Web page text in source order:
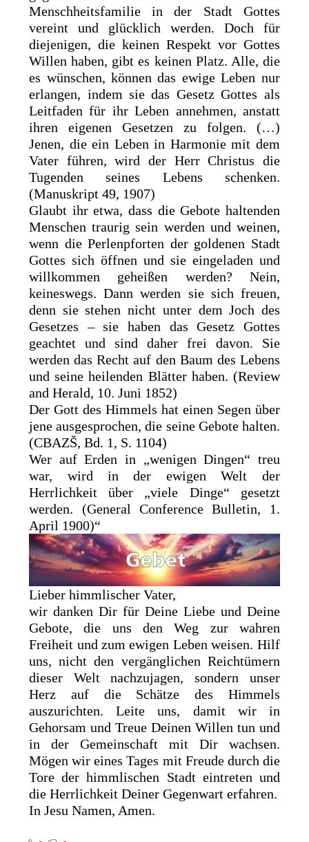
Menschheitsfamilie in der Stadt Gottes
vereint und glücklich werden. Doch für
diejenigen, die keinen Respekt vor Gottes
Willen haben, gibt es keinen Platz. Alle, die
es wünschen, können das ewige Leben nur
erlangen, indem sie das Gesetz Gottes als
Leitfaden für ihr Leben annehmen, anstatt
ihren eigenen Gesetzen zu folgen. (…)
Jenen, die ein Leben in Harmonie mit dem
Vater führen, wird der Herr Christus die
Tugenden seines Lebens schenken.
(Manuskript 49, 1907)
Glaubt ihr etwa, dass die Gebote haltenden
Menschen traurig sein werden und weinen,
wenn die Perlenpforten der goldenen Stadt
Gottes sich öffnen und sie eingeladen und
willkommen geheißen werden? Nein,
keineswegs. Dann werden sie sich freuen,
denn sie stehen nicht unter dem Joch des
Gesetzes – sie haben das Gesetz Gottes
geachtet und sind daher frei davon. Sie
werden das Recht auf den Baum des Lebens
und seine heilenden Blätter haben. (Review
and Herald, 10. Juni 1852)
Der Gott des Himmels hat einen Segen über
jene ausgesprochen, die seine Gebote halten.
(CBAZŠ, Bd. 1, S. 1104)
Wer auf Erden in „wenigen Dingen“ treu
war, wird in der ewigen Welt der
Herrlichkeit über „viele Dinge“ gesetzt
werden. (General Conference Bulletin, 1.
April 1900)“
Lieber himmlischer Vater,
wir danken Dir für Deine Liebe und Deine
Gebote, die uns den Weg zur wahren
Freiheit und zum ewigen Leben weisen. Hilf
uns, nicht den vergänglichen Reichtümern
dieser Welt nachzujagen, sondern unser
Herz auf die Schätze des Himmels
auszurichten. Leite uns, damit wir in
Gehorsam und Treue Deinen Willen tun und
in der Gemeinschaft mit Dir wachsen.
Mögen wir eines Tages mit Freude durch die
Tore der himmlischen Stadt eintreten und
die Herrlichkeit Deiner Gegenwart erfahren.
In Jesu Namen, Amen.